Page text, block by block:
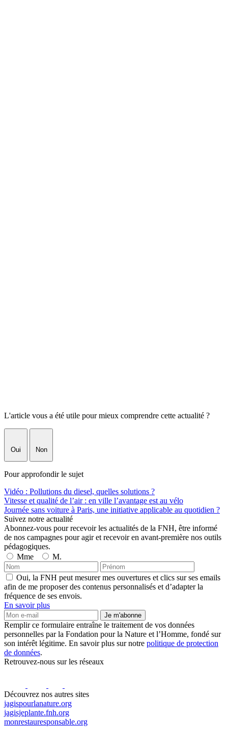
L'article vous a été utile pour mieux comprendre cette actualité ?
Oui Non
Pour approfondir le sujet
Vidéo : Pollutions du diesel, quelles solutions ?
Vitesse et qualité de l’air : en ville l’avantage est au vélo
Journée sans voiture à Paris, une initiative applicable au quotidien ?
Suivez notre actualité
Abonnez-vous pour recevoir les actualités de la FNH, être informé
de nos campagnes pour agir et recevoir en avant-première nos outils
pédagogiques.
Mme
M.
Oui, la FNH peut mesurer mes ouvertures et clics sur ses emails
afin de me proposer des contenus personnalisés et d’adapter la
fréquence de ses envois.
En savoir plus
Je m'abonne
Remplir ce formulaire entraîne le traitement de vos données
personnelles par la Fondation pour la Nature et l’Homme, fondé sur
son intérêt légitime. En savoir plus sur notre politique de protection
de données.
Retrouvez-nous sur les réseaux
Découvrez nos autres sites
jagispourlanature.org
jagisjeplante.fnh.org
monrestauresponsable.org